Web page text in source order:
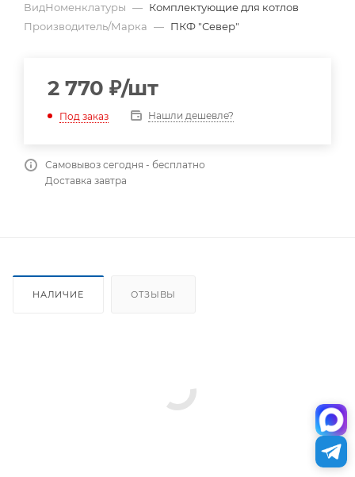
ВидНоменклатуры — Комплектующие для котлов
Производитель/Марка — ПКФ "Север"
2 770 ₽/шт
Под заказ Нашли дешевле?
Самовывоз сегодня - бесплатно
Доставка завтра
НАЛИЧИЕ ОТЗЫВЫ